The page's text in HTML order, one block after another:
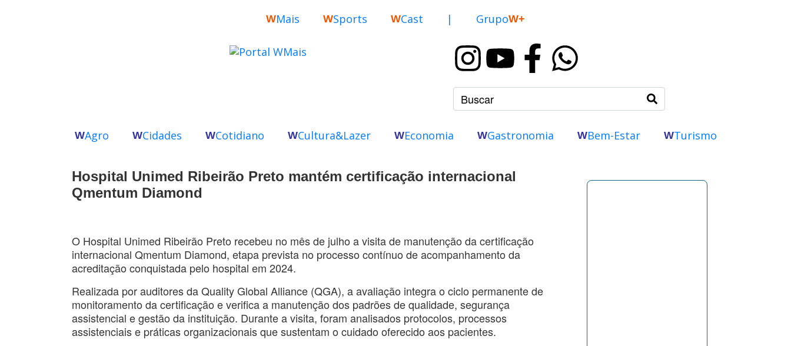
WMais WSports WCast | GrupoW+
WAgro WCidades WCotidiano WCultura&Lazer WEconomia WGastronomia WBem-Estar WTurismo
Hospital Unimed Ribeirão Preto mantém certificação internacional
Qmentum Diamond
O Hospital Unimed Ribeirão Preto recebeu no mês de julho a visita de manutenção da certificação
internacional Qmentum Diamond, etapa prevista no processo contínuo de acompanhamento da
acreditação conquistada pelo hospital em 2024.
Realizada por auditores da Quality Global Alliance (QGA), a avaliação integra o ciclo permanente de
monitoramento da certificação e verifica a manutenção dos padrões de qualidade, segurança
assistencial e gestão da instituição. Durante a visita, foram analisados protocolos, processos
assistenciais e práticas organizacionais que sustentam o cuidado oferecido aos pacientes.